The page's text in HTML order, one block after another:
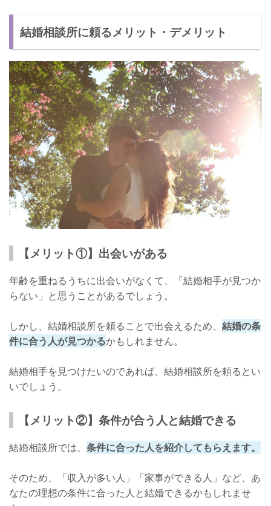
結婚相談所に頼るメリット・デメリット
【メリット①】出会いがある
年齢を重ねるうちに出会いがなくて、「結婚相手が見つか
らない」と思うことがあるでしょう。
しかし、結婚相談所を頼ることで出会えるため、 結婚の条
件に合う人が見つかるかもしれません。
結婚相手を見つけたいのであれば、結婚相談所を頼るとい
いでしょう。
【メリット②】条件が合う人と結婚できる
結婚相談所では、 条件に合った人を紹介してもらえます。
そのため、「収入が多い人」「家事ができる人」など、あ
なたの理想の条件に合った人と結婚できるかもしれませ